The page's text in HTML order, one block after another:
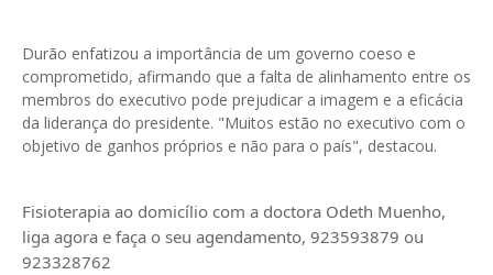
Durão enfatizou a importância de um governo coeso e
comprometido, afirmando que a falta de alinhamento entre os
membros do executivo pode prejudicar a imagem e a eficácia
da liderança do presidente. "Muitos estão no executivo com o
objetivo de ganhos próprios e não para o país", destacou.
Fisioterapia ao domicílio com a doctora Odeth Muenho,
liga agora e faça o seu agendamento, 923593879 ou
923328762